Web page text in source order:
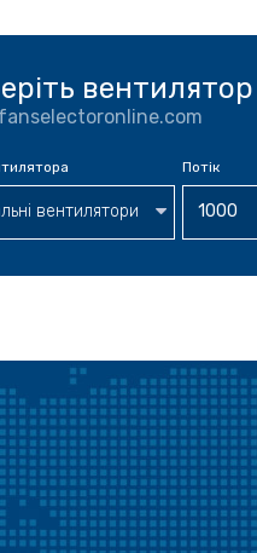
вентилятор
вентилятори
Потік